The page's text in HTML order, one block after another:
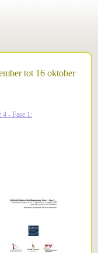
tot 16 oktober
4 - Fase 1: